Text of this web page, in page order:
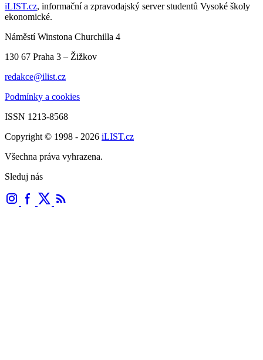
iLIST.cz, informační a zpravodajský server studentů Vysoké školy
ekonomické.
Náměstí Winstona Churchilla 4
130 67 Praha 3 – Žižkov
redakce@ilist.cz
Podmínky a cookies
ISSN 1213-8568
Copyright © 1998 - 2026 iLIST.cz
Všechna práva vyhrazena.
Sleduj nás